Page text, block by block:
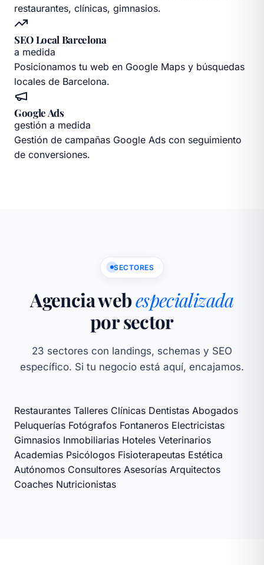
restaurantes, clínicas, gimnasios.
SEO Local Barcelona
a medida
Posicionamos tu web en Google Maps y búsquedas
locales de Barcelona.
Google Ads
gestión a medida
Gestión de campañas Google Ads con seguimiento
de conversiones.
SECTORES
Agencia webespecializada
por sector
23 sectores con landings, schemas y SEO
específico. Si tu negocio está aquí, encajamos.
Restaurantes Talleres Clínicas Dentistas Abogados
Peluquerías Fotógrafos Fontaneros Electricistas
Gimnasios Inmobiliarias Hoteles Veterinarios
Academias Psicólogos Fisioterapeutas Estética
Autónomos Consultores Asesorías Arquitectos
Coaches Nutricionistas